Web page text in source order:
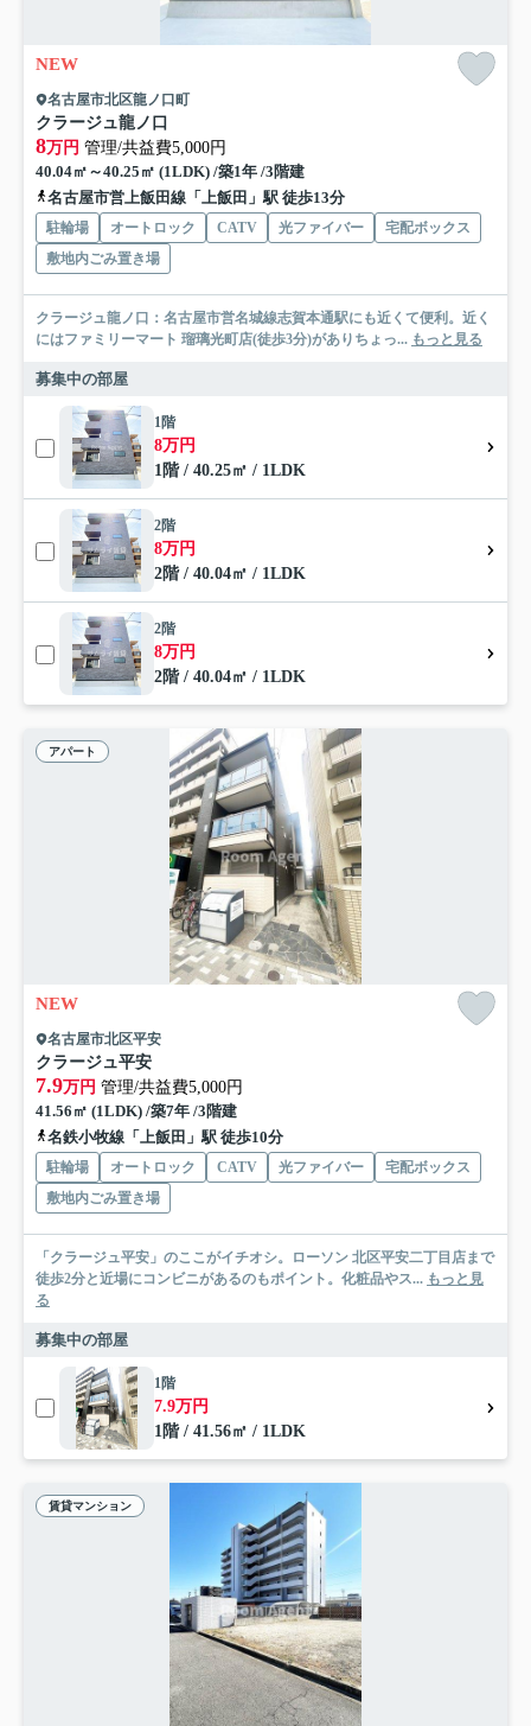
NEW
名古屋市北区龍ノ口町
クラージュ龍ノ口
8万円 管理/共益費5,000円
40.04㎡～40.25㎡ (1LDK) /築1年 /3階建
名古屋市営上飯田線「上飯田」駅 徒歩13分
駐輪場 オートロック CATV 光ファイバー
宅配ボックス
敷地内ごみ置き場
クラージュ龍ノ口：名古屋市営名城線志賀本通駅にも近くて便利。近く
にはファミリーマート 瑠璃光町店(徒歩3分)がありちょっ... もっと見る
募集中の部屋
1階
8万円
1階 / 40.25㎡ / 1LDK
2階
8万円
2階 / 40.04㎡ / 1LDK
2階
8万円
2階 / 40.04㎡ / 1LDK
アパート
NEW
名古屋市北区平安
クラージュ平安
7.9万円 管理/共益費5,000円
41.56㎡ (1LDK) /築7年 /3階建
名鉄小牧線「上飯田」駅 徒歩10分
駐輪場 オートロック CATV 光ファイバー
宅配ボックス
敷地内ごみ置き場
「クラージュ平安」のここがイチオシ。ローソン 北区平安二丁目店まで
徒歩2分と近場にコンビニがあるのもポイント。化粧品やス... もっと見
る
募集中の部屋
1階
7.9万円
1階 / 41.56㎡ / 1LDK
賃貸マンション